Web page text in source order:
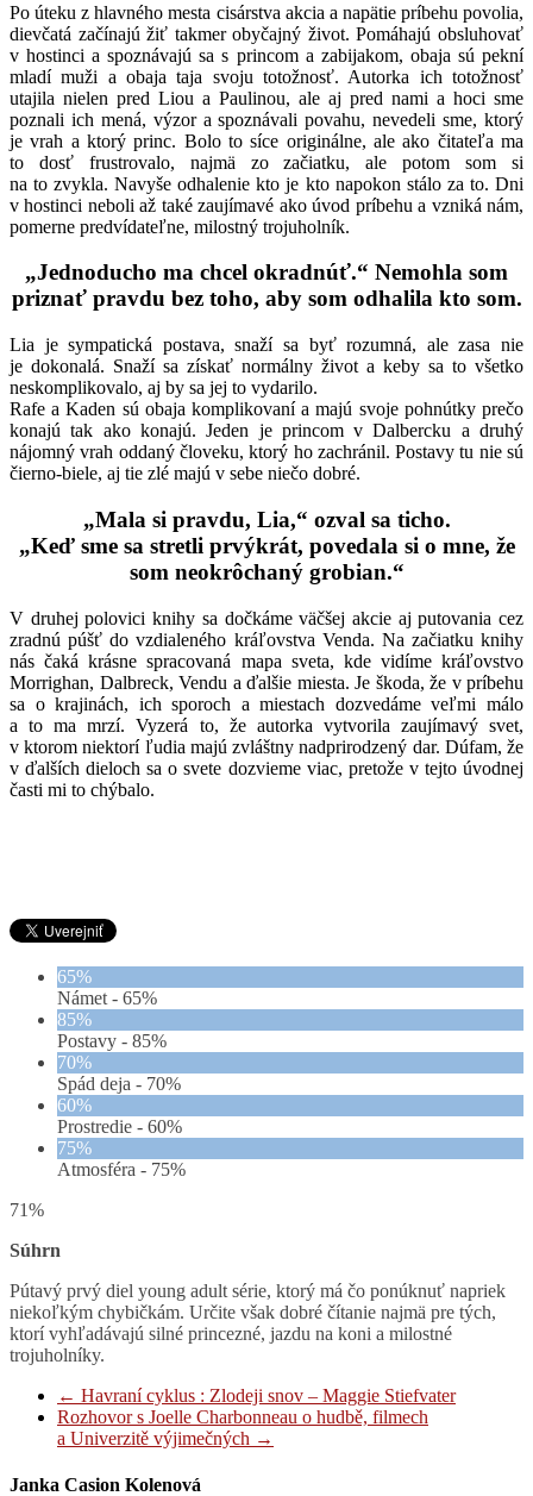
Po úteku z hlavného mesta cisárstva akcia a napätie príbehu povolia,
dievčatá začínajú žiť takmer obyčajný život. Pomáhajú obsluhovať
v hostinci a spoznávajú sa s princom a zabijakom, obaja sú pekní
mladí muži a obaja taja svoju totožnosť. Autorka ich totožnosť
utajila nielen pred Liou a Paulinou, ale aj pred nami a hoci sme
poznali ich mená, výzor a spoznávali povahu, nevedeli sme, ktorý
je vrah a ktorý princ. Bolo to síce originálne, ale ako čitateľa ma
to dosť frustrovalo, najmä zo začiatku, ale potom som si
na to zvykla. Navyše odhalenie kto je kto napokon stálo za to. Dni
v hostinci neboli až také zaujímavé ako úvod príbehu a vzniká nám,
pomerne predvídateľne, milostný trojuholník.
„Jednoducho ma chcel okradnúť.“ Nemohla som
priznať pravdu bez toho, aby som odhalila kto som.
Lia je sympatická postava, snaží sa byť rozumná, ale zasa nie
je dokonalá. Snaží sa získať normálny život a keby sa to všetko
neskomplikovalo, aj by sa jej to vydarilo.
Rafe a Kaden sú obaja komplikovaní a majú svoje pohnútky prečo
konajú tak ako konajú. Jeden je princom v Dalbercku a druhý
nájomný vrah oddaný človeku, ktorý ho zachránil. Postavy tu nie sú
čierno-biele, aj tie zlé majú v sebe niečo dobré.
„Mala si pravdu, Lia,“ ozval sa ticho.
„Keď sme sa stretli prvýkrát, povedala si o mne, že
som neokrôchaný grobian.“
V druhej polovici knihy sa dočkáme väčšej akcie aj putovania cez
zradnú púšť do vzdialeného kráľovstva Venda. Na začiatku knihy
nás čaká krásne spracovaná mapa sveta, kde vidíme kráľovstvo
Morrighan, Dalbreck, Vendu a ďalšie miesta. Je škoda, že v príbehu
sa o krajinách, ich sporoch a miestach dozvedáme veľmi málo
a to ma mrzí. Vyzerá to, že autorka vytvorila zaujímavý svet,
v ktorom niektorí ľudia majú zvláštny nadprirodzený dar. Dúfam, že
v ďalších dieloch sa o svete dozvieme viac, pretože v tejto úvodnej
časti mi to chýbalo.
65%
Námet - 65%
85%
Postavy - 85%
70%
Spád deja - 70%
60%
Prostredie - 60%
75%
Atmosféra - 75%
71%
Súhrn
Pútavý prvý diel young adult série, ktorý má čo ponúknuť napriek
niekoľkým chybičkám. Určite však dobré čítanie najmä pre tých,
ktorí vyhľadávajú silné princezné, jazdu na koni a milostné
trojuholníky.
← Havraní cyklus : Zlodeji snov – Maggie Stiefvater
Rozhovor s Joelle Charbonneau o hudbě, filmech
a Univerzitě výjimečných →
Janka Casion Kolenová